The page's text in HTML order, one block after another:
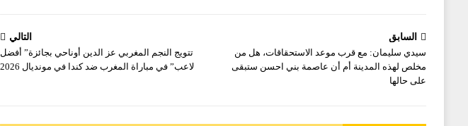
السابق
سيدي سليمان: مع قرب موعد الاستحقاقات، هل من
مخلص لهذه المدينة أم أن عاصمة بني احسن ستبقى
على حالها
التالي
تتويج النجم المغربي عز الدين أوناحي بجائزة” أفضل
لاعب” في مباراة المغرب ضد كندا في مونديال 2026